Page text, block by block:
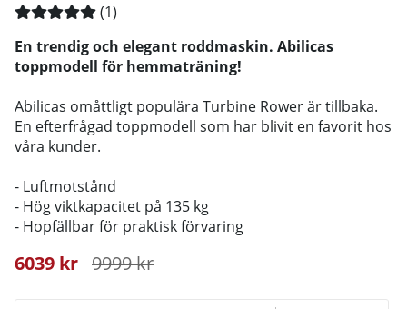
Medelbetyg 5 av 5 Antal betyg 1
(1)
En trendig och elegant roddmaskin. Abilicas
toppmodell för hemmaträning!
Abilicas omåttligt populära Turbine Rower är tillbaka.
En efterfrågad toppmodell som har blivit en favorit hos
våra kunder.
- Luftmotstånd
- Hög viktkapacitet på 135 kg
- Hopfällbar för praktisk förvaring
9999kr
6039 kr